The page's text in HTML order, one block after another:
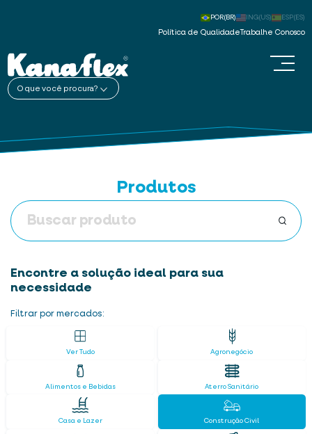
Política de Qualidade Trabalhe Conosco
POR(BR) ING(US) ESP(ES)
O que você procura?
Produtos
Encontre a solução ideal para sua
necessidade
Filtrar por mercados:
Ver Tudo Agronegócio
Alimentos e Bebidas Aterro Sanitário
Casa e Lazer Construção Civil